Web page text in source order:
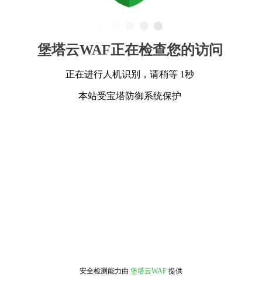
堡塔云WAF正在检查您的访问
正在进行人机识别，请稍等 1秒
本站受宝塔防御系统保护
安全检测能力由 堡塔云WAF 提供